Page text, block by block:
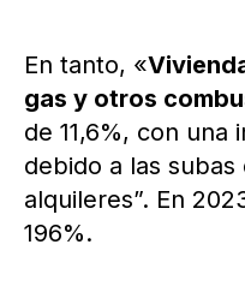
En tanto, «
gas y otros
de 11,6%, con una
debido a las
alquileres”. En
196%.